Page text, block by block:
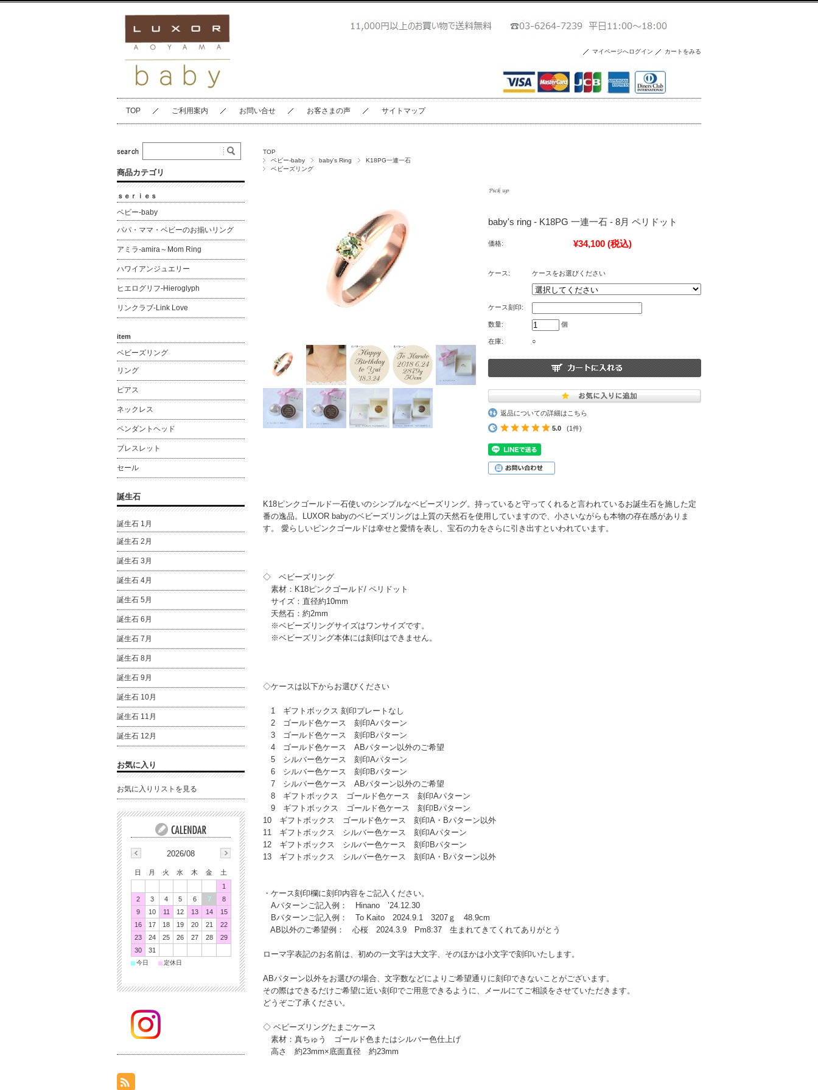
マイページへログイン カートをみる
TOP ご利用案内 お問い合せ お客さまの声 サイトマップ
TOP
ベビー-baby
baby's Ring
K18PG一連一石
ベビーズリング
baby's ring - K18PG 一連一石 - 8月 ペリドット
価格: ¥34,100 (税込)
ケース: ケースをお選びください
ケース刻印:
数量: 個
在庫: ○
返品についての詳細はこちら
5.0 (1件)
K18ピンクゴールド一石使いのシンプルなベビーズリング。持っていると守ってくれると言われているお誕生石を施した定
番の逸品。LUXOR babyのベビーズリングは上質の天然石を使用していますので、小さいながらも本物の存在感がありま
す。 愛らしいピンクゴールドは幸せと愛情を表し、宝石の力をさらに引き出すといわれています。
◇ ベビーズリング
素材：K18ピンクゴールド/ ペリドット
サイズ：直径約10mm
天然石：約2mm
※ベビーズリングサイズはワンサイズです。
※ベビーズリング本体には刻印はできません。
◇ケースは以下からお選びください
1 ギフトボックス 刻印プレートなし
2 ゴールド色ケース 刻印Aパターン
3 ゴールド色ケース 刻印Bパターン
4 ゴールド色ケース ABパターン以外のご希望
5 シルバー色ケース 刻印Aパターン
6 シルバー色ケース 刻印Bパターン
7 シルバー色ケース ABパターン以外のご希望
8 ギフトボックス ゴールド色ケース 刻印Aパターン
9 ギフトボックス ゴールド色ケース 刻印Bパターン
10 ギフトボックス ゴールド色ケース 刻印A・Bパターン以外
11 ギフトボックス シルバー色ケース 刻印Aパターン
12 ギフトボックス シルバー色ケース 刻印Bパターン
13 ギフトボックス シルバー色ケース 刻印A・Bパターン以外
・ケース刻印欄に刻印内容をご記入ください。
Aパターンご記入例： Hinano ’24.12.30
Bパターンご記入例： To Kaito 2024.9.1 3207ｇ 48.9cm
AB以外のご希望例： 心桜 2024.3.9 Pm8:37 生まれてきてくれてありがとう
ローマ字表記のお名前は、初めの一文字は大文字、そのほかは小文字で刻印いたします。
ABパターン以外をお選びの場合、文字数などによりご希望通りに刻印できないことがございます。
その際はできるだけご希望に近い刻印でご用意できるように、メールにてご相談をさせていただきます。
どうぞご了承ください。
◇ ベビーズリングたまごケース
素材：真ちゅう ゴールド色またはシルバー色仕上げ
高さ 約23mm×底面直径 約23mm
商品カテゴリ
ｓｅｒｉｅｓ
ベビー-baby
パパ・ママ・ベビーのお揃いリング
アミラ-amira～Mom Ring
ハワイアンジュエリー
ヒエログリフ-Hieroglyph
リンクラブ-Link Love
item
ベビーズリング
リング
ピアス
ネックレス
ペンダントヘッド
ブレスレット
セール
誕生石
誕生石 1月
誕生石 2月
誕生石 3月
誕生石 4月
誕生石 5月
誕生石 6月
誕生石 7月
誕生石 8月
誕生石 9月
誕生石 10月
誕生石 11月
誕生石 12月
お気に入り
お気に入りリストを見る
2026/08
日 月 火 水 木 金
土
1
2
3 4 5 6 7
8
9
10 11 12 13 14
15
16
17 18 19 20 21
22
23
24 25 26 27 28
29
30
31
■今日 ■定休日